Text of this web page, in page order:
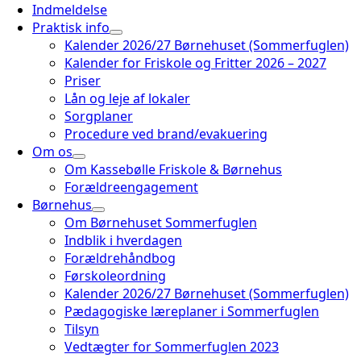
Indmeldelse
Praktisk info
Kalender 2026/27 Børnehuset (Sommerfuglen)
Kalender for Friskole og Fritter 2026 – 2027
Priser
Lån og leje af lokaler
Sorgplaner
Procedure ved brand/evakuering
Om os
Om Kassebølle Friskole & Børnehus
Forældreengagement
Børnehus
Om Børnehuset Sommerfuglen
Indblik i hverdagen
Forældrehåndbog
Førskoleordning
Kalender 2026/27 Børnehuset (Sommerfuglen)
Pædagogiske læreplaner i Sommerfuglen
Tilsyn
Vedtægter for Sommerfuglen 2023